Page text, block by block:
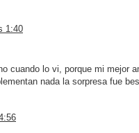
1:40
cuando lo vi, porque mi mejor
nada la sorpresa fue